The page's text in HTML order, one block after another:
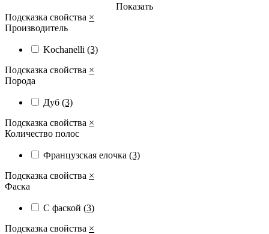
Показать
Подсказка свойства ×
Производитель
Kochanelli (3)
Подсказка свойства ×
Порода
Дуб (3)
Подсказка свойства ×
Количество полос
Французская елочка (3)
Подсказка свойства ×
Фаска
С фаской (3)
Подсказка свойства ×